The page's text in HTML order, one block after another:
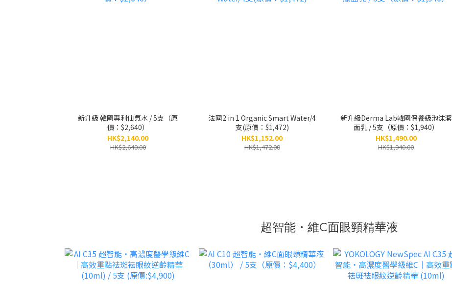
新升級 韓國專利仙氣水 / 5支（原
價：$2,640）
HK$2,140.00
HK$2,640.00
法國2 in 1 Organic Smart Water/4
支(原價：$1,472)
HK$1,152.00
HK$1,472.00
新升級Derma Lab韓國保養級泡沫潔
面乳 / 5支（原價：$1,940）
HK$1,490.00
HK$1,940.00
超智能・維C面眼頸精華液